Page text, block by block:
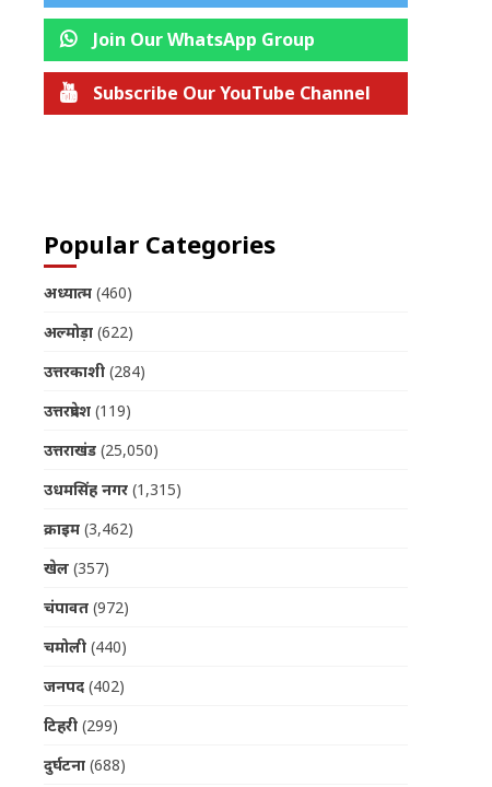
Join Our WhatsApp Group
Subscribe Our YouTube Channel
Popular Categories
अध्यात्म(460)
अल्मोड़ा(622)
उत्तरकाशी(284)
उत्तरप्रदेश(119)
उत्तराखंड(25,050)
उधमसिंह नगर(1,315)
क्राइम(3,462)
खेल(357)
चंपावत(972)
चमोली(440)
जनपद(402)
टिहरी(299)
दुर्घटना(688)